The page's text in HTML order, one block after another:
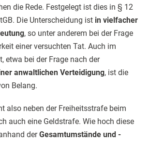
die Rede. Festgelegt ist dies in § 12
Die Unterscheidung ist in vielfacher
, so unter anderem bei der Frage
einer versuchten Tat. Auch im
etwa bei der Frage nach der
anwaltlichen Verteidigung, ist die
Belang.
also neben der Freiheitsstrafe beim
auch eine Geldstrafe. Wie hoch diese
derGesamtumstände und -